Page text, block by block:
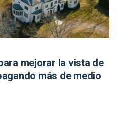
mejorar la vista de
más de medio